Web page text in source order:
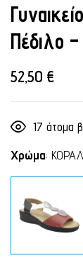
Πέδιλο
52,50 €
17 άτομα
Χρώμα: